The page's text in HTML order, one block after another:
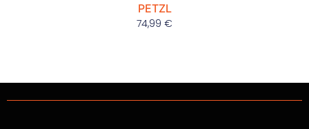
PETZL
74,99 €